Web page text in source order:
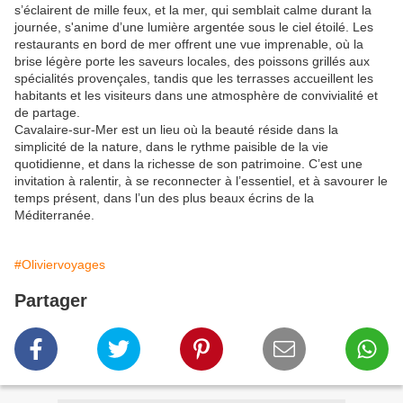
s’éclairent de mille feux, et la mer, qui semblait calme durant la
journée, s'anime d’une lumière argentée sous le ciel étoilé. Les
restaurants en bord de mer offrent une vue imprenable, où la
brise légère porte les saveurs locales, des poissons grillés aux
spécialités provençales, tandis que les terrasses accueillent les
habitants et les visiteurs dans une atmosphère de convivialité et
de partage.
Cavalaire-sur-Mer est un lieu où la beauté réside dans la
simplicité de la nature, dans le rythme paisible de la vie
quotidienne, et dans la richesse de son patrimoine. C’est une
invitation à ralentir, à se reconnecter à l’essentiel, et à savourer le
temps présent, dans l’un des plus beaux écrins de la
Méditerranée.
#Oliviervoyages
Partager